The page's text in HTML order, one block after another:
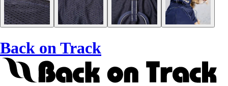
Back on Track